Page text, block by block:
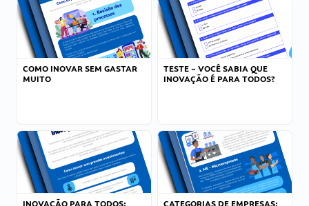
COMO INOVAR SEM GASTAR
MUITO
TESTE – VOCÊ SABIA QUE
INOVAÇÃO É PARA TODOS?